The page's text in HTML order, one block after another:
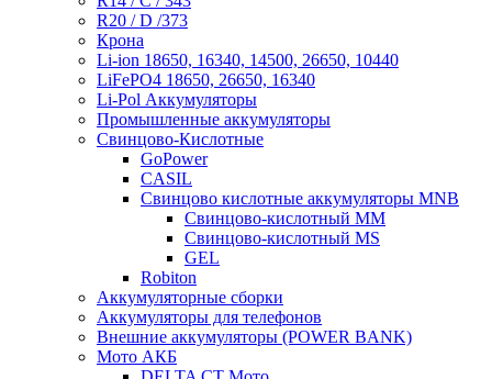
R20 / D /373
Крона
Li-ion 18650, 16340, 14500, 26650, 10440
LiFePO4 18650, 26650, 16340
Li-Pol Аккумуляторы
Промышленные аккумуляторы
Свинцово-Кислотные
GoPower
CASIL
Свинцово кислотные аккумуляторы MNB
Cвинцово-кислотный MM
Cвинцово-кислотный MS
GEL
Robiton
Аккумуляторные сборки
Аккумуляторы для телефонов
Внешние аккумуляторы (POWER BANK)
Мото АКБ